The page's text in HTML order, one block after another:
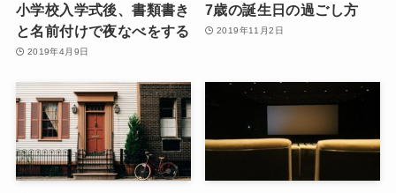
小学校入学式後、書類書き
と名前付けで夜なべをする
2019年4月9日
7歳の誕生日の過ごし方
2019年11月2日